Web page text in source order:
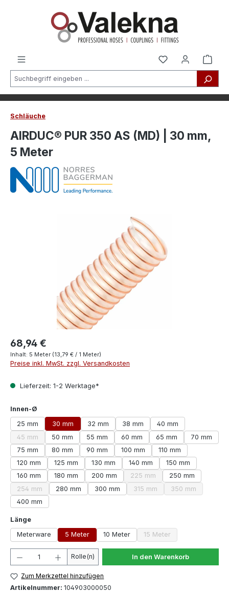
Schläuche
AIRDUC® PUR 350 AS (MD) | 30 mm,
5 Meter
68,94 €
Inhalt: 5 Meter (13,79 € / 1 Meter)
Preise inkl. MwSt. zzgl. Versandkosten
Lieferzeit: 1-2 Werktage*
Innen-Ø
25 mm
30 mm 32 mm 38 mm
40 mm
45 mm
(Diese Option ist zurzeit nicht verfügbar.)
50 mm 55 mm 60 mm 65 mm
70 mm
75 mm
80 mm 90 mm 100 mm
110 mm
120 mm
125 mm 130 mm 140 mm
150 mm
160 mm
180 mm 200 mm 225 mm
(Diese Option ist zurzeit nicht
250 mm
254 mm
(Diese Option ist zurzeit nicht verfügbar.)
280 mm 300 mm 315 mm
(Diese Option ist zurzeit
350 mm
(Diese Option
400 mm
Längeauswählen
Meterware
5 Meter 10 Meter 15 Meter
(Diese Option ist zurzeit
Produkt Anzahl: Gib den gewünschten Wert ein
Rolle(n) In den Warenkorb
Zum Merkzettel hinzufügen
Artikelnummer: 104903000050